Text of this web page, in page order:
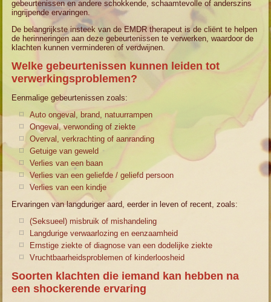
gebeurtenissen en andere schokkende, schaamtevolle of anderszins
ingrijpende ervaringen.
De belangrijkste insteek van de EMDR therapeut is de cliënt te helpen
de herinneringen aan deze gebeurtenissen te verwerken, waardoor de
klachten kunnen verminderen of verdwijnen.
Welke gebeurtenissen kunnen leiden tot
verwerkingsproblemen?
Eenmalige gebeurtenissen zoals:
Auto ongeval, brand, natuurrampen
Ongeval, verwonding of ziekte
Overval, verkrachting of aanranding
Getuige van geweld
Verlies van een baan
Verlies van een geliefde / geliefd persoon
Verlies van een kindje
Ervaringen van langduriger aard, eerder in leven of recent, zoals:
(Seksueel) misbruik of mishandeling
Langdurige verwaarlozing en eenzaamheid
Ernstige ziekte of diagnose van een dodelijke ziekte
Vruchtbaarheidsproblemen of kinderloosheid
Soorten klachten die iemand kan hebben na
een shockerende ervaring